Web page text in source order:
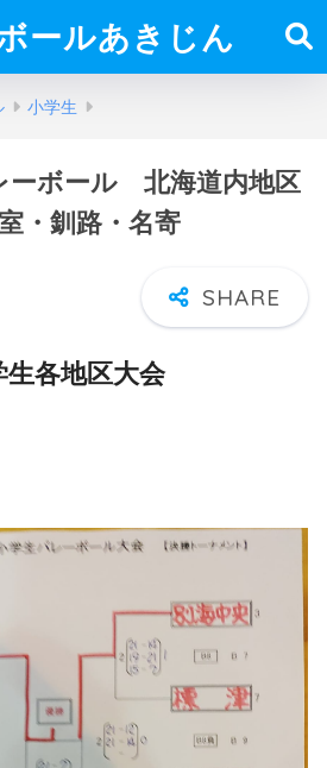
ールあきじん
小学生
ーボール 北海道内地区
・釧路・名寄
生各地区大会